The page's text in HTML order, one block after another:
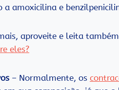
a amoxicilina e
aproveite e leita
eles?
– Normalmente, os